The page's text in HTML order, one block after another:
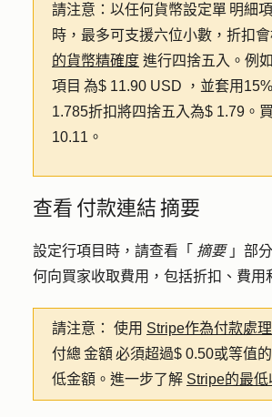
請注意： 以任何貨幣設定單 明細
時，最多可支援六位小數，折扣
的貨幣精確度 進行四捨五入。例
項目 為$ 11.90 USD ，並套用
1.785折扣將四捨五入為$ 1.79。
10.11。
查看 付款連結 摘要
設定行項目時，請查看「 摘要」部
何向買家收取費用，包括折扣、費用
請注意： 使用 Stripe作為付款處
付總 金額 必須超過$ 0.50或等值
低金額。進一步了解 Stripe的最低